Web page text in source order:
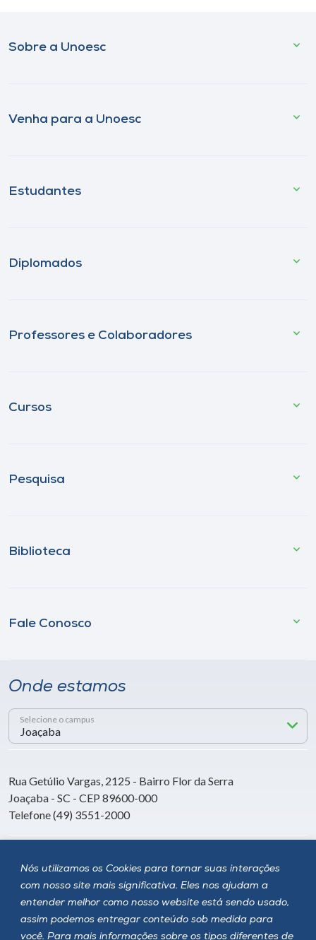
Nós utilizamos os Cookies para tornar suas interações
com nosso site mais significativa. Eles nos ajudam a
entender melhor como nosso website está sendo usado,
assim podemos entregar conteúdo sob medida para
você. Para mais informações sobre os tipos diferentes de
Sobre a Unoesc
Venha para a Unoesc
Estudantes
Diplomados
Professores e Colaboradores
Cursos
Pesquisa
Biblioteca
Fale Conosco
Onde estamos
Selecione o campus
Rua Getúlio Vargas, 2125 - Bairro Flor da Serra
Joaçaba - SC - CEP 89600-000
Telefone (49) 3551-2000
Siga a Unoesc